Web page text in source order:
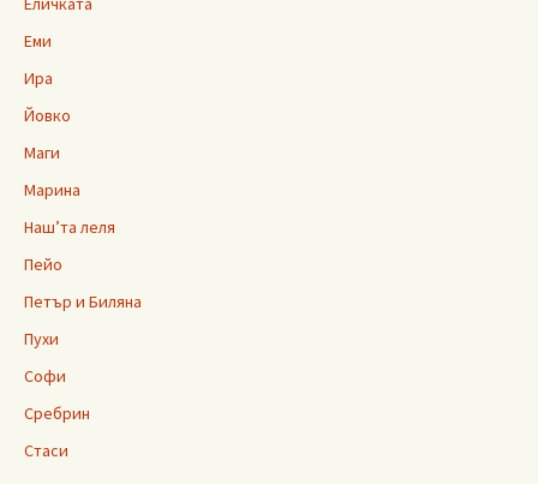
Еми
Ира
Йовко
Маги
Марина
Наш’та леля
Пейо
Петър и Биляна
Пухи
Софи
Сребрин
Стаси